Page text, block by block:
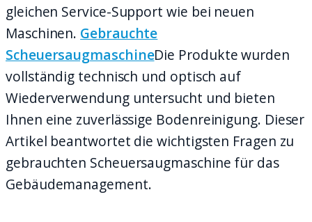
gleichen Service-Support wie bei neuen
Maschinen. Gebrauchte
ScheuersaugmaschineDie Produkte wurden
vollständig technisch und optisch auf
Wiederverwendung untersucht und bieten
Ihnen eine zuverlässige Bodenreinigung. Dieser
Artikel beantwortet die wichtigsten Fragen zu
gebrauchten Scheuersaugmaschine für das
Gebäudemanagement.